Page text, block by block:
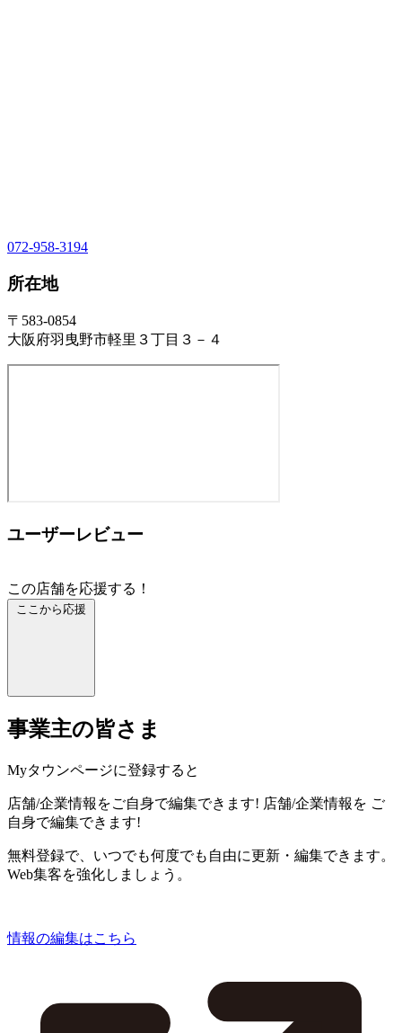
072-958-3194
所在地
〒583-0854
大阪府羽曳野市軽里３丁目３－４
ユーザーレビュー
この店舗を応援する！
ここから応援
事業主の皆さま
Myタウンページに登録すると
店舗/企業情報をご自身で編集できます! 店舗/企業情報を ご
自身で編集できます!
無料登録で、いつでも何度でも自由に更新・編集できます。
Web集客を強化しましょう。
情報の編集はこちら